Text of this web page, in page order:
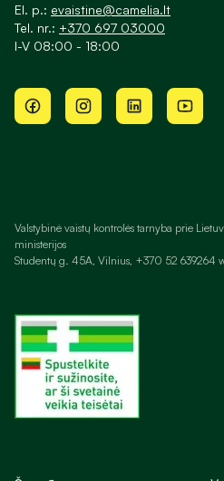
El. p.: evaistine@camelia.lt
Tel. nr.: +370 697 03000
I-V 08:00 - 18:00
Valstybinė vaistų kontrolės tarnyba prie
ministerijos
Studentų g. 45A, Vilnius, +370 52 639264